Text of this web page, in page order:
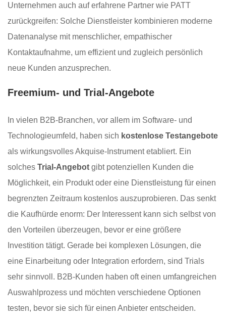
Unternehmen auch auf erfahrene Partner wie PATT
zurückgreifen: Solche Dienstleister kombinieren moderne
Datenanalyse mit menschlicher, empathischer
Kontaktaufnahme, um effizient und zugleich persönlich
neue Kunden anzusprechen.
Freemium- und Trial-Angebote
In vielen B2B-Branchen, vor allem im Software- und
Technologieumfeld, haben sich kostenlose Testangebote
als wirkungsvolles Akquise-Instrument etabliert. Ein
solches Trial-Angebot gibt potenziellen Kunden die
Möglichkeit, ein Produkt oder eine Dienstleistung für einen
begrenzten Zeitraum kostenlos auszuprobieren. Das senkt
die Kaufhürde enorm: Der Interessent kann sich selbst von
den Vorteilen überzeugen, bevor er eine größere
Investition tätigt. Gerade bei komplexen Lösungen, die
eine Einarbeitung oder Integration erfordern, sind Trials
sehr sinnvoll. B2B-Kunden haben oft einen umfangreichen
Auswahlprozess und möchten verschiedene Optionen
testen, bevor sie sich für einen Anbieter entscheiden.